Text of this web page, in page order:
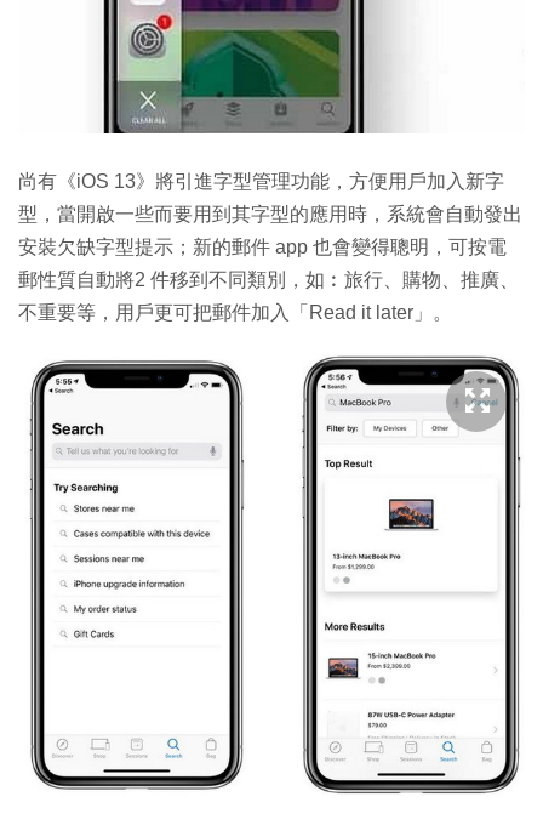
尚有《iOS 13》將引進字型管理功能，方便用戶加入新字
型，當開啟一些而要用到其字型的應用時，系統會自動發出
安裝欠缺字型提示；新的郵件 app 也會變得聰明，可按電
郵性質自動將2 件移到不同類別，如︰旅行、購物、推廣、
不重要等，用戶更可把郵件加入「Read it later」。